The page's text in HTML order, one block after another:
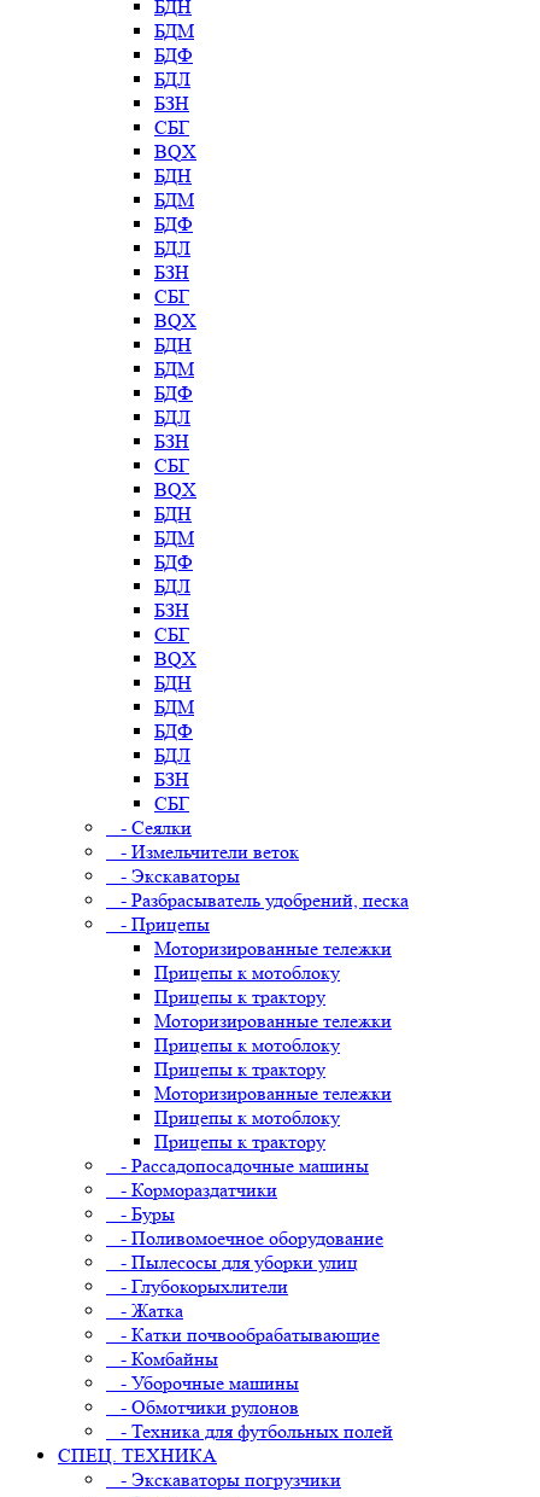
БДН
БДМ
БДФ
БДЛ
БЗН
СБГ
BQX
БДН
БДМ
БДФ
БДЛ
БЗН
СБГ
BQX
БДН
БДМ
БДФ
БДЛ
БЗН
СБГ
BQX
БДН
БДМ
БДФ
БДЛ
БЗН
СБГ
BQX
БДН
БДМ
БДФ
БДЛ
БЗН
СБГ
- Сеялки
- Измельчители веток
- Экскаваторы
- Разбрасыватель удобрений, песка
- Прицепы
Моторизированные тележки
Прицепы к мотоблоку
Прицепы к трактору
Моторизированные тележки
Прицепы к мотоблоку
Прицепы к трактору
Моторизированные тележки
Прицепы к мотоблоку
Прицепы к трактору
- Рассадопосадочные машины
- Кормораздатчики
- Буры
- Поливомоечное оборудование
- Пылесосы для уборки улиц
- Глубокорыхлители
- Жатка
- Катки почвообрабатывающие
- Комбайны
- Уборочные машины
- Обмотчики рулонов
- Техника для футбольных полей
СПЕЦ. ТЕХНИКА
- Экскаваторы погрузчики